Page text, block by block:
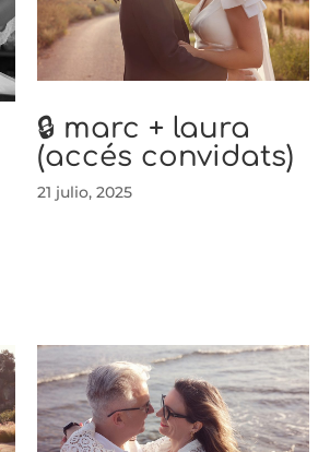
🔒 marc + laura
(accés convidats)
21 julio, 2025